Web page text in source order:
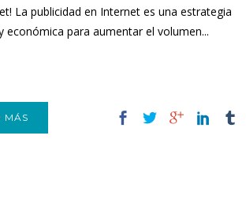
La publicidad en Internet es una estrategia
económica para aumentar el volumen...
MÁS